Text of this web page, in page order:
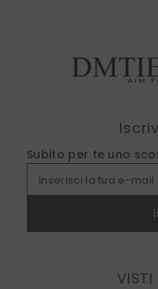
Subito per te uno
Inserisci la tua e-mail
VISTI